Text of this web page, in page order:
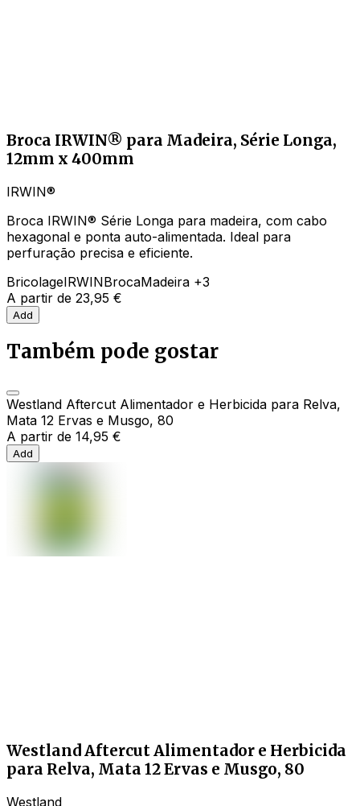
Broca IRWIN® para Madeira, Série Longa,
12mm x 400mm
IRWIN®
Broca IRWIN® Série Longa para madeira, com cabo
hexagonal e ponta auto-alimentada. Ideal para
perfuração precisa e eficiente.
BricolageIRWINBrocaMadeira +3
A partir de 23,95 €
Add
Também pode gostar
Westland Aftercut Alimentador e Herbicida para Relva,
Mata 12 Ervas e Musgo, 80
A partir de 14,95 €
Add
Westland Aftercut Alimentador e Herbicida
para Relva, Mata 12 Ervas e Musgo, 80
Westland